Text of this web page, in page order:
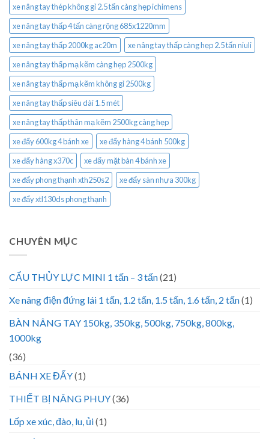
xe nâng tay thép không gỉ 2.5 tấn càng hẹp ichimens
xe nâng tay thấp 4 tấn càng rộng 685x1220mm
xe nâng tay thấp 2000kg ac20m
xe nâng tay thấp càng hẹp 2.5 tấn niuli
xe nâng tay thấp mạ kẽm càng hẹp 2500kg
xe nâng tay thấp mạ kẽm không gỉ 2500kg
xe nâng tay thấp siêu dài 1.5 mét
xe nâng tay thấp thân mạ kẽm 2500kg càng hẹp
xe đẩy 600kg 4 bánh xe
xe đẩy hàng 4 bánh 500kg
xe đẩy hàng x370c
xe đẩy mặt bàn 4 bánh xe
xe đẩy phong thạnh xth250s2
xe đẩy sàn nhựa 300kg
xe đẩy xtl130ds phong thạnh
CHUYÊN MỤC
CẨU THỦY LỰC MINI 1 tấn – 3 tấn(21)
Xe nâng điện đứng lái 1 tấn, 1.2 tấn, 1.5 tấn, 1.6 tấn, 2 tấn(1)
BÀN NÂNG TAY 150kg, 350kg, 500kg, 750kg, 800kg,
1000kg
(36)
BÁNH XE ĐẨY(1)
THIẾT BỊ NÂNG PHUY(36)
Lốp xe xúc, đào, lu, ủi(1)